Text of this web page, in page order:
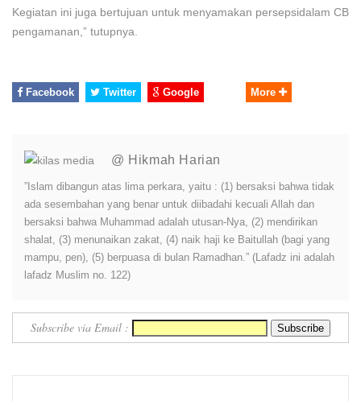
Kegiatan ini juga bertujuan untuk menyamakan persepsidalam CB
pengamanan,” tutupnya.
Facebook Twitter Google More
@ Hikmah Harian
”Islam dibangun atas lima perkara, yaitu : (1) bersaksi bahwa tidak
ada sesembahan yang benar untuk diibadahi kecuali Allah dan
bersaksi bahwa Muhammad adalah utusan-Nya, (2) mendirikan
shalat, (3) menunaikan zakat, (4) naik haji ke Baitullah (bagi yang
mampu, pen), (5) berpuasa di bulan Ramadhan.” (Lafadz ini adalah
lafadz Muslim no. 122)
Subscribe via Email :